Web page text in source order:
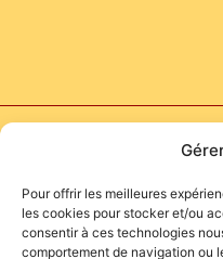
Pour offrir les meilleures
les cookies pour stocker et/ou
consentir à ces technologies
comportement de navigation ou